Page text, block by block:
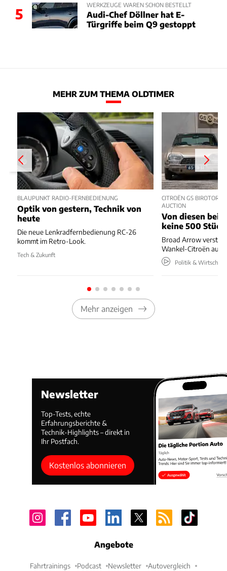
5
WERKZEUGE WAREN SCHON BESTELLT
Audi-Chef Döllner hat E-
Türgriffe beim Q9 gestoppt
MEHR ZUM THEMA OLDTIMER
BLAUPUNKT RADIO-FERNBEDIENUNG
Optik von gestern, Technik von
heute
Die neue Lenkradfernbedienung RC-26
kommt im Retro-Look.
Tech & Zukunft
CITROËN GS BIROTOR
AUCTION
Von diesen
keine 500 Stück
Broad Arrow
Wankel-Citroën aus
Politik & Wirtschaft
Mehr anzeigen
Newsletter
Top-Tests, echte
Erfahrungsberichte &
Technik-Highlights – direkt in
Ihr Postfach.
Kostenlos abonnieren
Angebote
Fahrtrainings Podcast Newsletter Autovergleich